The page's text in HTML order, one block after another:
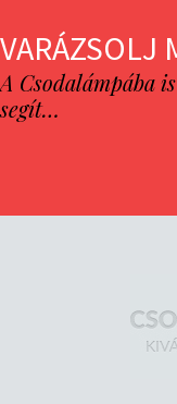
VARÁZSOLJ
A Csodalámpába
segít…